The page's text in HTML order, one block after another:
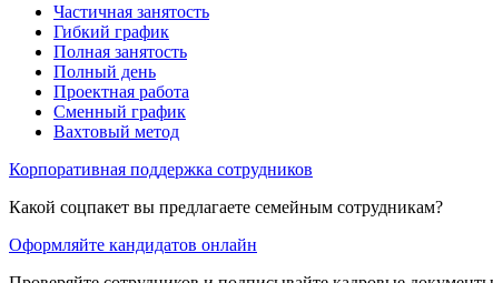
Частичная занятость
Гибкий график
Полная занятость
Полный день
Проектная работа
Сменный график
Вахтовый метод
Корпоративная поддержка сотрудников
Какой соцпакет вы предлагаете семейным сотрудникам?
Оформляйте кандидатов онлайн